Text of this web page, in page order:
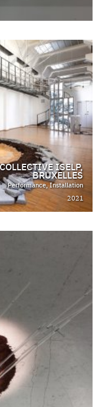
ISELP,
BRUXELLES
Performance, Installation
2021